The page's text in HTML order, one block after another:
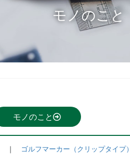
モノのこと
モノのこと
｜ ゴルフマーカー（クリップタイプ）